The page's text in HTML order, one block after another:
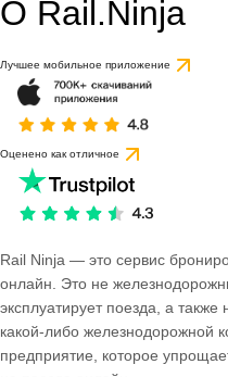
О Rail.Ninja
Лучшее мобильное приложение
Оценено как отличное
Rail Ninja — это сервис
онлайн. Это не
эксплуатирует поезда, а
какой-либо железнодорожной
предприятие, которое